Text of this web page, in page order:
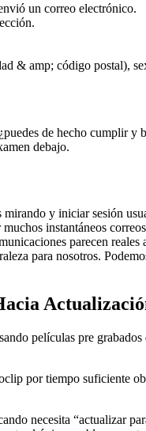
un correo electrónico.
& amp; código postal),
de hecho cumplir y
debajo.
y iniciar sesión
instantáneos
parecen
para nosotros.
películas pre
por tiempo suficiente
necesita “actualizar